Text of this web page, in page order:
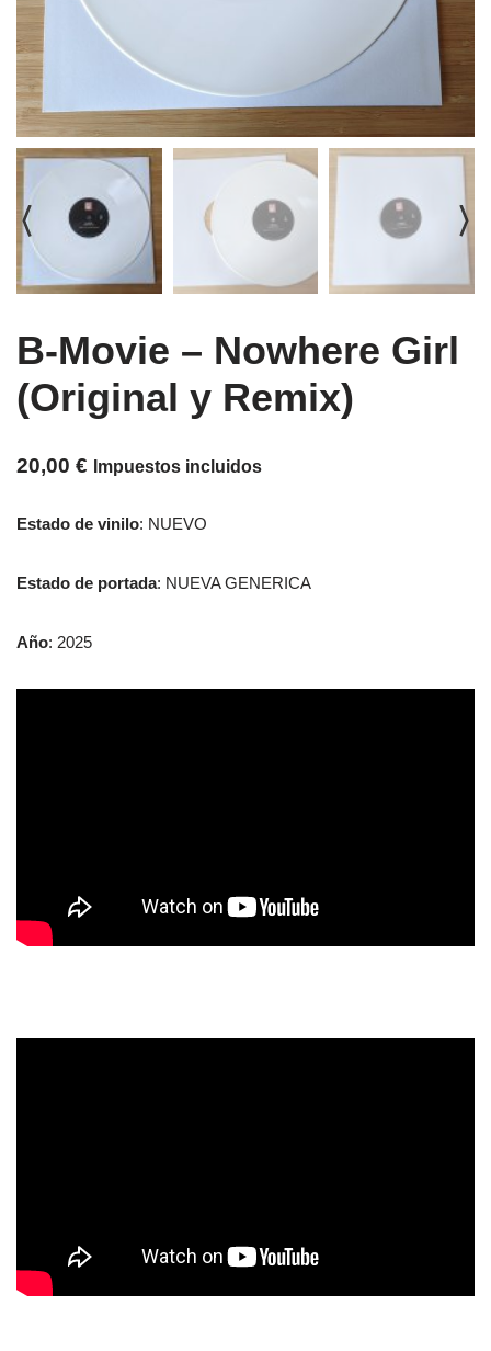
B-Movie – Nowhere Girl
(Original y Remix)
20,00 € Impuestos incluidos
Estado de vinilo: NUEVO
Estado de portada: NUEVA GENERICA
Año: 2025